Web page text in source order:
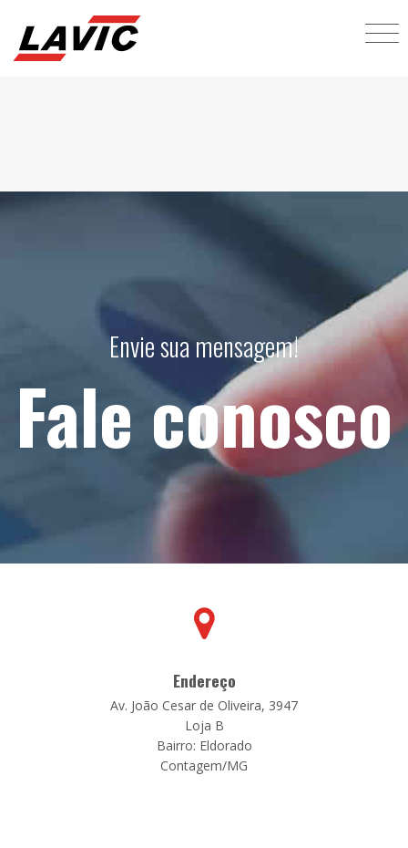
Envie sua mensagem!
Fale conosco
Endereço
Av. João Cesar de Oliveira, 3947
Loja B
Bairro: Eldorado
Contagem/MG